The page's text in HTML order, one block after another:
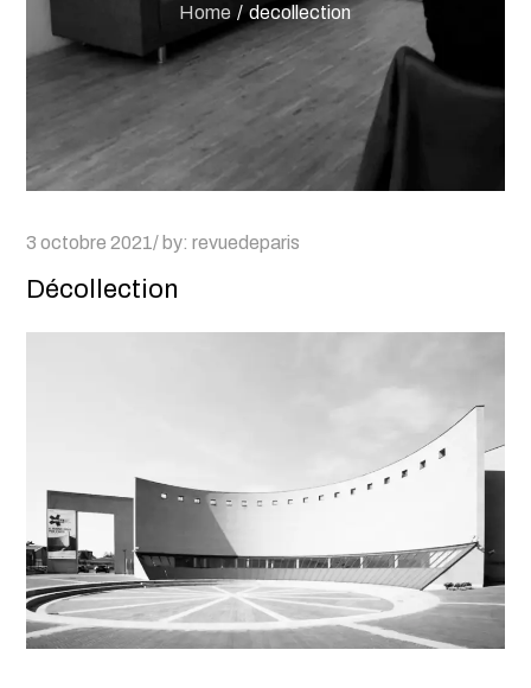
Home decollection
Posted
3 octobre 2021 by:revuedeparis
Décollection